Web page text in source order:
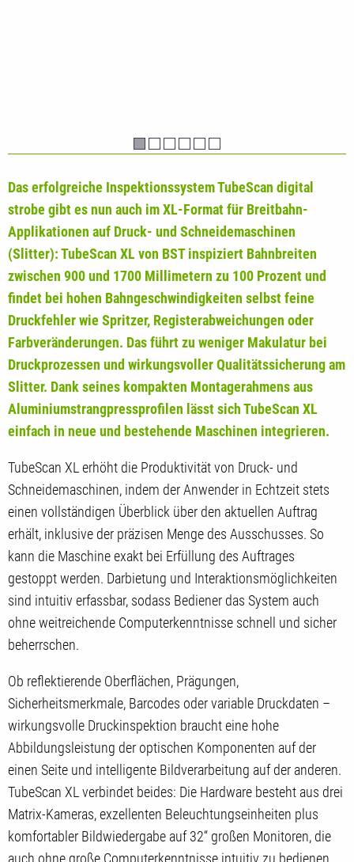
Das erfolgreiche Inspektionssystem TubeScan digital
strobe gibt es nun auch im XL-Format für Breitbahn-
Applikationen auf Druck- und Schneidemaschinen
(Slitter): TubeScan XL von BST inspiziert Bahnbreiten
zwischen 900 und 1700 Millimetern zu 100 Prozent und
findet bei hohen Bahngeschwindigkeiten selbst feine
Druckfehler wie Spritzer, Registerabweichungen oder
Farbveränderungen. Das führt zu weniger Makulatur bei
Druckprozessen und wirkungsvoller Qualitätssicherung am
Slitter. Dank seines kompakten Montagerahmens aus
Aluminiumstrangpressprofilen lässt sich TubeScan XL
einfach in neue und bestehende Maschinen integrieren.
TubeScan XL erhöht die Produktivität von Druck- und
Schneidemaschinen, indem der Anwender in Echtzeit stets
einen vollständigen Überblick über den aktuellen Auftrag
erhält, inklusive der präzisen Menge des Ausschusses. So
kann die Maschine exakt bei Erfüllung des Auftrages
gestoppt werden. Darbietung und Interaktionsmöglichkeiten
sind intuitiv erfassbar, sodass Bediener das System auch
ohne weitreichende Computerkenntnisse schnell und sicher
beherrschen.
Ob reflektierende Oberflächen, Prägungen,
Sicherheitsmerkmale, Barcodes oder variable Druckdaten –
wirkungsvolle Druckinspektion braucht eine hohe
Abbildungsleistung der optischen Komponenten auf der
einen Seite und intelligente Bildverarbeitung auf der anderen.
TubeScan XL verbindet beides: Die Hardware besteht aus drei
Matrix-Kameras, exzellenten Beleuchtungseinheiten plus
komfortabler Bildwiedergabe auf 32‘‘ großen Monitoren, die